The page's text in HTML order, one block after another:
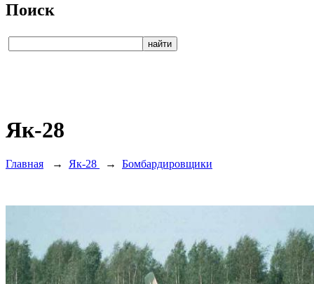
Поиск
Як-28
Главная → Як-28 → Бомбардировщики